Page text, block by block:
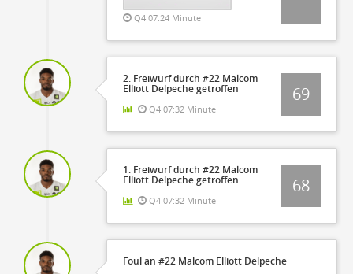
Q4 07:24 Minute
2. Freiwurf durch #22 Malcom
Elliott Delpeche getroffen
Q4 07:32 Minute
69
1. Freiwurf durch #22 Malcom
Elliott Delpeche getroffen
Q4 07:32 Minute
68
Foul an #22 Malcom Elliott Delpeche